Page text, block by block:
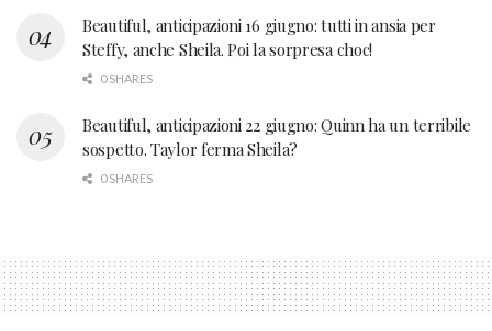
Beautiful, anticipazioni 16 giugno: tutti in ansia per
Steffy, anche Sheila. Poi la sorpresa choc!
0 SHARES
Beautiful, anticipazioni 22 giugno: Quinn ha un terribile
sospetto. Taylor ferma Sheila?
0 SHARES